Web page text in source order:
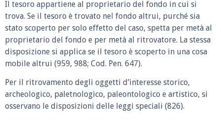
Il tesoro appartiene al proprietario del fondo in cui si
trova. Se il tesoro è trovato nel fondo altrui, purché sia
stato scoperto per solo effetto del caso, spetta per metà al
proprietario del fondo e per metà al ritrovatore. La stessa
disposizione si applica se il tesoro è scoperto in una cosa
mobile altrui (959, 988; Cod. Pen. 647).
Per il ritrovamento degli oggetti d’interesse storico,
archeologico, paletnologico, paleontologico e artistico, si
osservano le disposizioni delle leggi speciali (826).